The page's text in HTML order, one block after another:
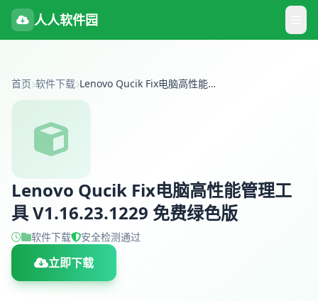
人人软件园
首页 软件下载 Lenovo Qucik Fix电脑高性能管理工具 V1.16.23.1229 免费绿色版
Lenovo Qucik Fix电脑高性能管理工
具 V1.16.23.1229 免费绿色版
软件下载 安全检测通过
立即下载